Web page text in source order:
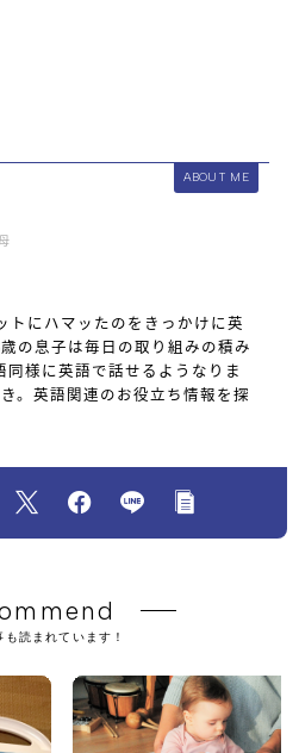
ABOUT ME
トにハマッたのをきっかけに英
の息子は毎日の取り組みの積み
様に英語で話せるようなりま
。英語関連のお役立ち情報を探
も読まれています！